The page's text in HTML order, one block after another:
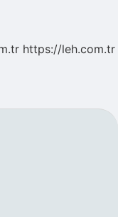
https://leh.com.tr